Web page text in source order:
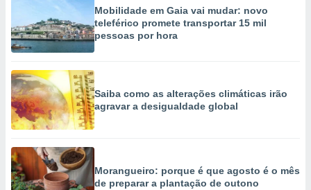
Mobilidade em Gaia vai mudar: novo
teleférico promete transportar 15 mil
pessoas por hora
Saiba como as alterações climáticas irão
agravar a desigualdade global
Morangueiro: porque é que agosto é o mês
de preparar a plantação de outono